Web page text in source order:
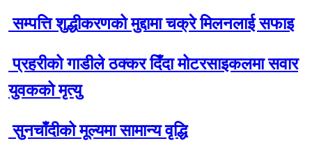
सम्पत्ति शुद्धीकरणको मुद्दामा चक्रे मिलनलाई सफाइ
प्रहरीको गाडीले ठक्कर दिँदा मोटरसाइकलमा सवार
युवकको मृत्यु
सुनचाँदीको मूल्यमा सामान्य वृद्धि